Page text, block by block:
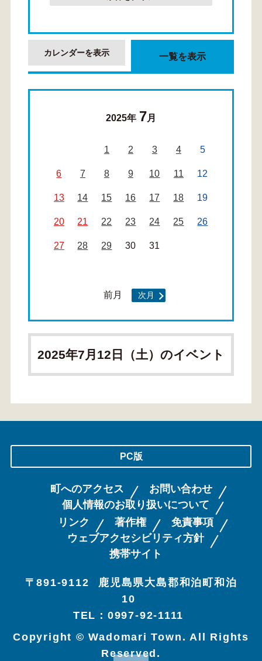
カレンダーを表示 一覧を表示
2025年 7月
1 2 3 4 5
6 7 8 9 10 11 12
13 14 15 16 17 18 19
20 21 22 23 24 25 26
27 28 29 30 31
前月 次月
2025年7月12日（土）のイベント
PC版
町へのアクセス
お問い合わせ
個人情報のお取り扱いについて
リンク
著作権
免責事項
ウェブアクセシビリティ方針
携帯サイト
〒891-9112
鹿児島県大島郡和泊町和泊
10
TEL：0997-92-1111
Copyright © Wadomari Town. All Rights
Reserved.